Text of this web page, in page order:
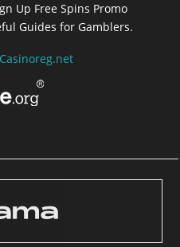
Up Free Spins Promo
Guides for Gamblers.
Casinoreg.net